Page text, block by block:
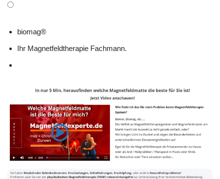
biomag®
Ihr Magnetfeldtherapie Fachmann.